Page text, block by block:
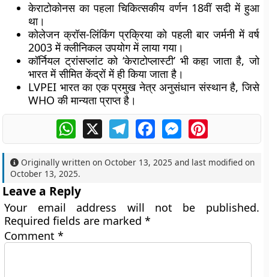
केराटोकोनस का पहला चिकित्सकीय वर्णन 18वीं सदी में हुआ
था।
कोलेजन क्रॉस-लिंकिंग प्रक्रिया को पहली बार जर्मनी में वर्ष
2003 में क्लीनिकल उपयोग में लाया गया।
कॉर्नियल ट्रांसप्लांट को ‘केराटोप्लास्टी’ भी कहा जाता है, जो
भारत में सीमित केंद्रों में ही किया जाता है।
LVPEI भारत का एक प्रमुख नेत्र अनुसंधान संस्थान है, जिसे
WHO की मान्यता प्राप्त है।
WhatsApp
X TelegramFacebookMessengerPinterest
Originally written onOctober 13, 2025 and last modified on
October 13, 2025.
Leave a Reply
Your email address will not be published.
Required fields are marked*
Comment*